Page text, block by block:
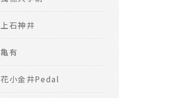
上石神井
亀有
花小金井Pedal